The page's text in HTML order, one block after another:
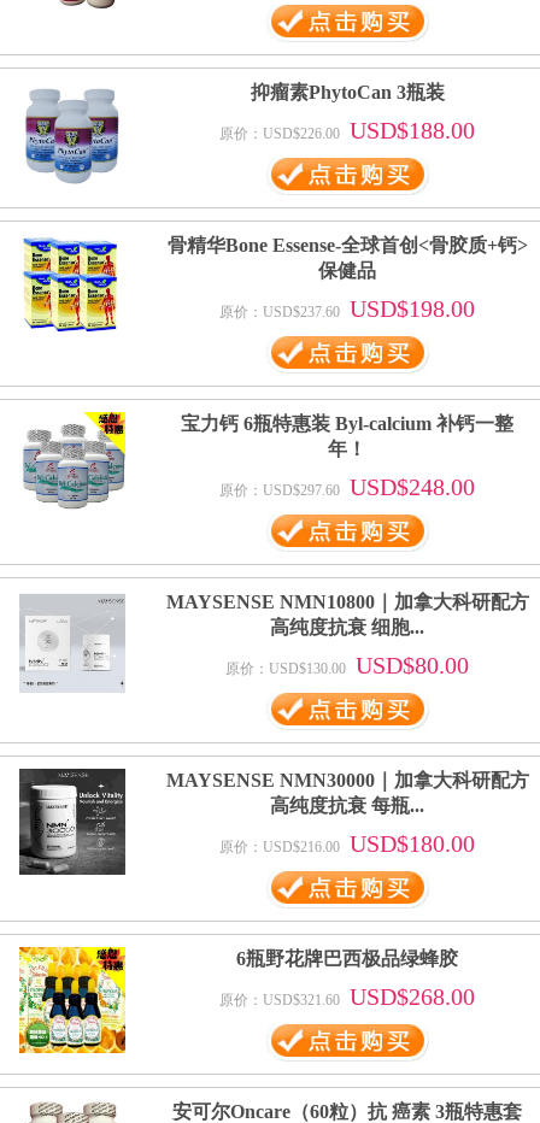
抑瘤素PhytoCan 3瓶装
原价：USD$226.00 USD$188.00
骨精华Bone Essense-全球首创<骨胶质+钙>
保健品
原价：USD$237.60 USD$198.00
宝力钙 6瓶特惠装 Byl-calcium 补钙一整
年！
原价：USD$297.60 USD$248.00
MAYSENSE NMN10800｜加拿大科研配方
高纯度抗衰 细胞...
原价：USD$130.00 USD$80.00
MAYSENSE NMN30000｜加拿大科研配方
高纯度抗衰 每瓶...
原价：USD$216.00 USD$180.00
6瓶野花牌巴西极品绿蜂胶
原价：USD$321.60 USD$268.00
安可尔Oncare（60粒）抗 癌素 3瓶特惠套